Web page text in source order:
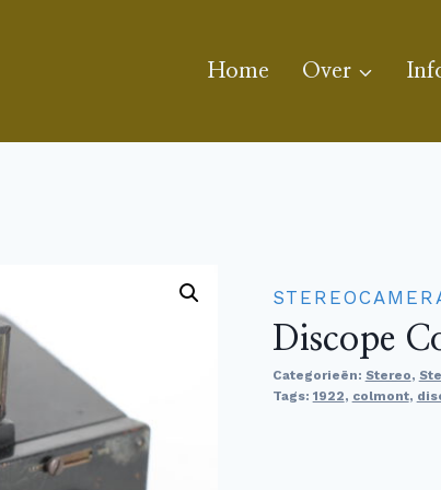
Home Over
Discope
Categorieën: Stereo,
Tags: 1922, colmont,